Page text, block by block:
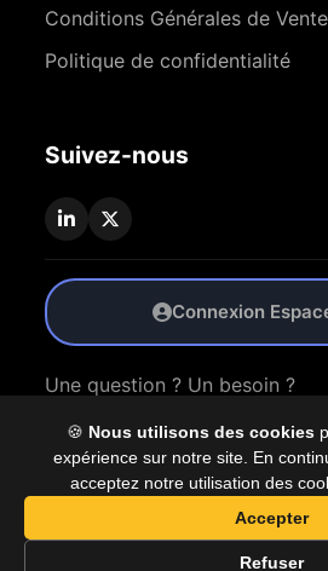
🍪 Nous utilisons des cookies
expérience sur notre site. En
acceptez notre utilisation des
Accepter
Refuser
Conditions Générales de Vente
Politique de confidentialité
Suivez-nous
Connexion
Une question ? Un besoin ?
Nous
© 2026 Coproly. Tous